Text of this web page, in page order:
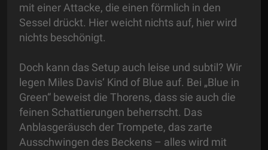
mit einer Attacke, die einen förmlich in den
Sessel drückt. Hier weicht nichts auf, hier wird
nichts beschönigt.
Doch kann das Setup auch leise und subtil? Wir
legen Miles Davis‘ Kind of Blue auf. Bei „Blue in
Green“ beweist die Thorens, dass sie auch die
feinen Schattierungen beherrscht. Das
Anblasgeräusch der Trompete, das zarte
Ausschwingen des Beckens – alles wird mit